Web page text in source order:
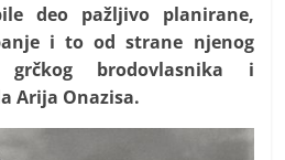
deo pažljivo planirane,
i to od strane njenog
grčkog brodovlasnika i
Arija Onazisa.